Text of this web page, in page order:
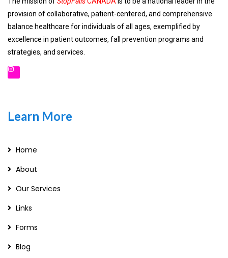
provision of collaborative, patient-centered, and comprehensive
balance healthcare for individuals of all ages, exemplified by
excellence in patient outcomes, fall prevention programs and
strategies, and services.
Learn More
Home
About
Our Services
Links
Forms
Blog